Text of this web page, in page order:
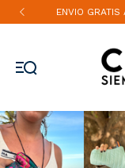
ENVIO